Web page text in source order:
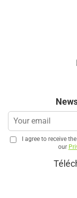
I agree to receive
our